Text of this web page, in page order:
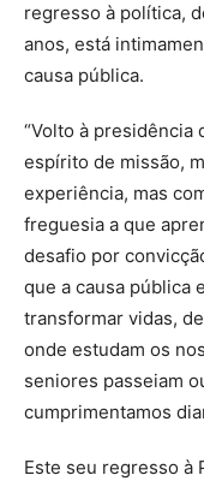
regresso à política,
anos, está
causa pública.
“Volto à presidência
espírito de missão,
experiência, mas
freguesia a que
desafio por
que a causa pública
transformar vidas,
onde estudam os
seniores passeiam
cumprimentamos
Este seu regresso à